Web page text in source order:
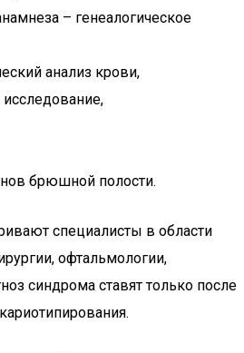
– генеалогическое
анализ крови,
брюшной полости.
специалисты в области
офтальмологии,
синдрома ставят только после